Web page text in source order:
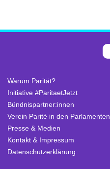
Warum Parität?
Initiative #ParitaetJetzt
Bündnispartner:innen
Verein Parité in den Parlamenten
Presse & Medien
Kontakt & Impressum
Datenschutzerklärung